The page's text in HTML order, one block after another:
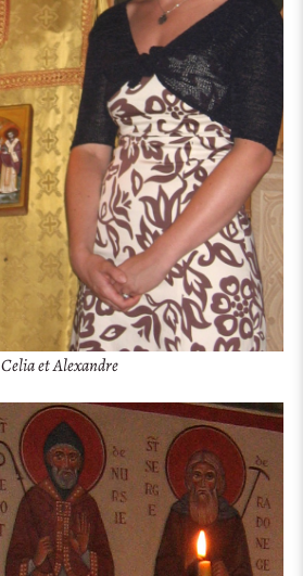
Celia et Alexandre